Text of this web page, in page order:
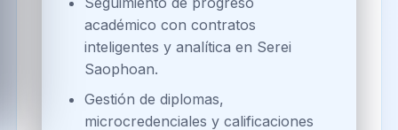
académico con contratos
inteligentes y analítica en Serei
Saophoan.
Gestión de diplomas,
microcredenciales y calificaciones